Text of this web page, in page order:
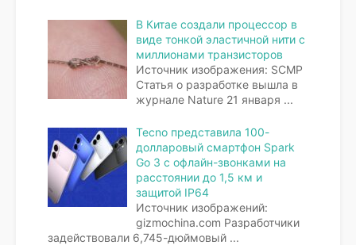
В Китае создали процессор в
виде тонкой эластичной нити с
миллионами транзисторов
Источник изображения: SCMP
Статья о разработке вышла в
журнале Nature 21 января ...
Tecno представила 100-
долларовый смартфон Spark
Go 3 с офлайн-звонками на
расстоянии до 1,5 км и
защитой IP64
Источник изображений:
gizmochina.com Разработчики
задействовали 6,745-дюймовый ...